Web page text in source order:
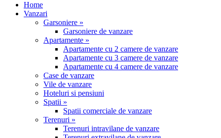
Home
Vanzari
Garsoniere »
Garsoniere de vanzare
Apartamente »
Apartamente cu 2 camere de vanzare
Apartamente cu 3 camere de vanzare
Apartamente cu 4 camere de vanzare
Case de vanzare
Vile de vanzare
Hoteluri si pensiuni
Spatii »
Spatii comerciale de vanzare
Terenuri »
Terenuri intravilane de vanzare